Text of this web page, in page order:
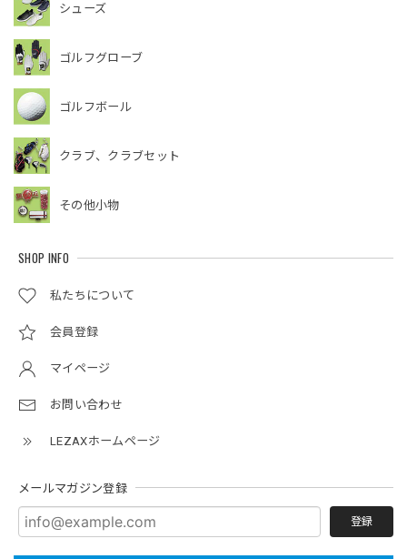
シューズ
ゴルフグローブ
ゴルフボール
クラブ、クラブセット
その他小物
SHOP INFO
私たちについて
会員登録
マイページ
お問い合わせ
LEZAXホームページ
メールマガジン登録
登録